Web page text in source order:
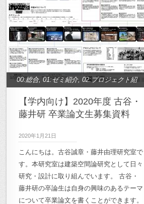
00:総合,01:ゼミ紹介,02:プロジェクト紹
【学内向け】2020年度 古谷・
藤井研 卒業論文生募集資料
2020年1月21日
こんにちは。古谷誠章・藤井由理研究室で
す。本研究室は建築空間論研究として日々
研究・設計に取り組んでいます。 古谷・
藤井研の卒論生は自身の興味のあるテーマ
について卒業論文を書くことができます。